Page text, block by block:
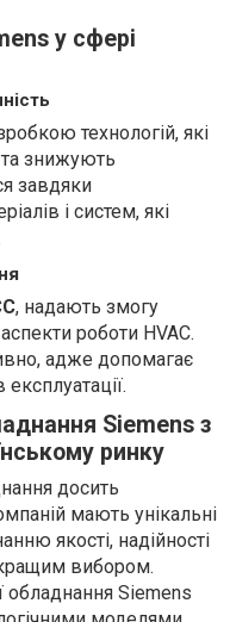
у сфері
технологій, які
знижують
завдяки
і систем, які
, надають змогу
роботи HVAC.
адже допомагає
Siemens з
ринку
досить
мають унікальні
якості, надійності
кращим вибором.
обладнання Siemens